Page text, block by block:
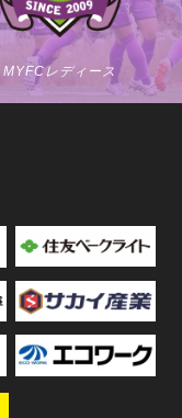
MYFCレディース